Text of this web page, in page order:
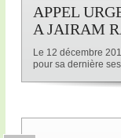
APPEL
A JAIRAM
Le 12 décembre
pour sa dernière